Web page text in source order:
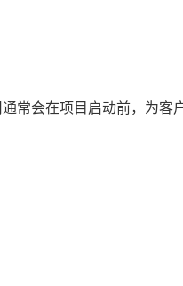
常会在项目启动前，为